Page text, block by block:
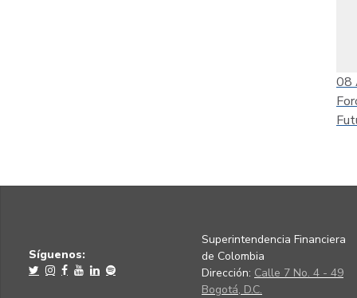
08
Síguenos:
Superintendencia Financiera
de Colombia
Dirección: Calle 7 No. 4 - 49
Bogotá, D.C.